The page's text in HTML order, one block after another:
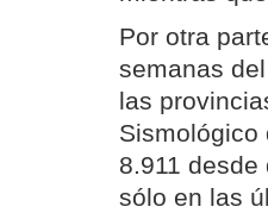
Por otra
semanas
las
Sismológico
8.911
sólo en las